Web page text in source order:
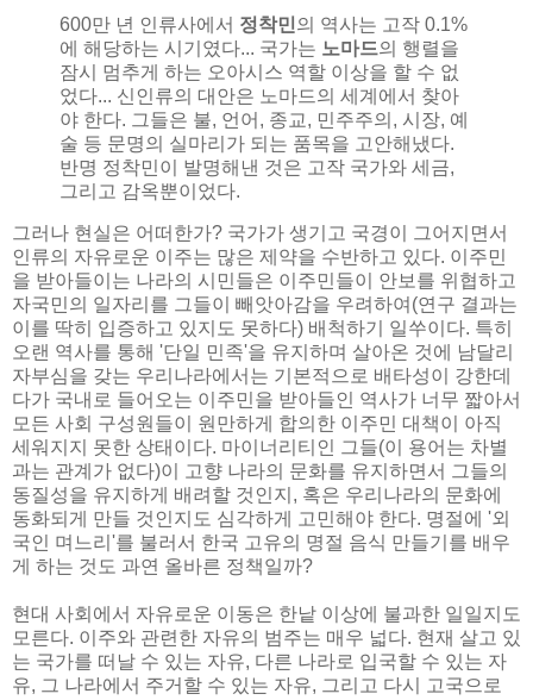
600만 년 인류사에서 정착민의 역사는 고작 0.1%
에 해당하는 시기였다... 국가는 노마드의 행렬을
잠시 멈추게 하는 오아시스 역할 이상을 할 수 없
었다... 신인류의 대안은 노마드의 세계에서 찾아
야 한다. 그들은 불, 언어, 종교, 민주주의, 시장, 예
술 등 문명의 실마리가 되는 품목을 고안해냈다.
반명 정착민이 발명해낸 것은 고작 국가와 세금,
그리고 감옥뿐이었다.
그러나 현실은 어떠한가? 국가가 생기고 국경이 그어지면서
인류의 자유로운 이주는 많은 제약을 수반하고 있다. 이주민
을 받아들이는 나라의 시민들은 이주민들이 안보를 위협하고
자국민의 일자리를 그들이 빼앗아감을 우려하여(연구 결과는
이를 딱히 입증하고 있지도 못하다) 배척하기 일쑤이다. 특히
오랜 역사를 통해 '단일 민족'을 유지하며 살아온 것에 남달리
자부심을 갖는 우리나라에서는 기본적으로 배타성이 강한데
다가 국내로 들어오는 이주민을 받아들인 역사가 너무 짧아서
모든 사회 구성원들이 원만하게 합의한 이주민 대책이 아직
세워지지 못한 상태이다. 마이너리티인 그들(이 용어는 차별
과는 관계가 없다)이 고향 나라의 문화를 유지하면서 그들의
동질성을 유지하게 배려할 것인지, 혹은 우리나라의 문화에
동화되게 만들 것인지도 심각하게 고민해야 한다. 명절에 '외
국인 며느리'를 불러서 한국 고유의 명절 음식 만들기를 배우
게 하는 것도 과연 올바른 정책일까?
현대 사회에서 자유로운 이동은 한낱 이상에 불과한 일일지도
모른다. 이주와 관련한 자유의 범주는 매우 넓다. 현재 살고 있
는 국가를 떠날 수 있는 자유, 다른 나라로 입국할 수 있는 자
유, 그 나라에서 주거할 수 있는 자유, 그리고 다시 고국으로